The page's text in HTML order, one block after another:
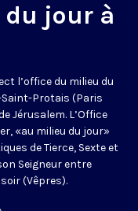
jour à
l’office du milieu du
Saint-Protais (Paris
Jérusalem. L’Office
«au milieu du jour»
de Tierce, Sexte et
Seigneur entre
(Vêpres).